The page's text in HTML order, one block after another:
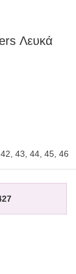
Λευκά
42, 43, 44, 45, 46